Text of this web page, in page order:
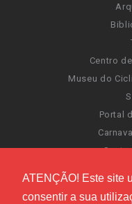
ATENÇÃO! Este site
consentir a sua
Centro
Museu do
Portal
Santa